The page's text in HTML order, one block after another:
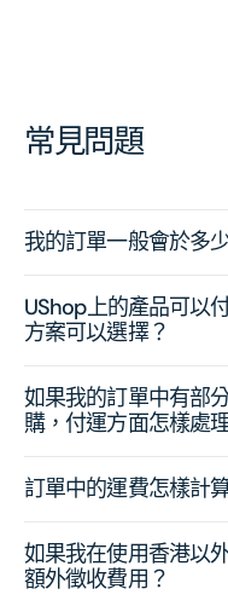
常見問題
我的訂單一般會於多
UShop上的產品可以
方案可以選擇？
如果我的訂單中有部
購，付運方面怎樣處
訂單中的運費怎樣計
如果我在使用香港以
額外徵收費用？